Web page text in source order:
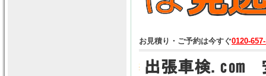
お見積り・ご予約は今すぐ0120-